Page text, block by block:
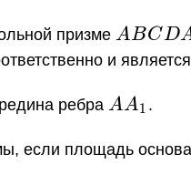
призме ABCD
и
ребраAA_1
AA1 .
если площадь